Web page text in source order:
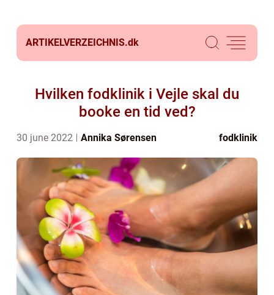
ARTIKELVERZEICHNIS.dk
Hvilken fodklinik i Vejle skal du
booke en tid ved?
30 june 2022 Annika Sørensen fodklinik